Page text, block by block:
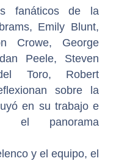
fanáticos de la
Emily Blunt,
Crowe, George
Peele, Steven
Toro, Robert
sobre la
en su trabajo e
el panorama
y el equipo, el